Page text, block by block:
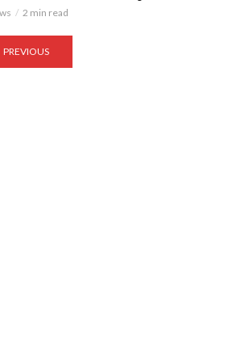
2 min read
PREVIOUS